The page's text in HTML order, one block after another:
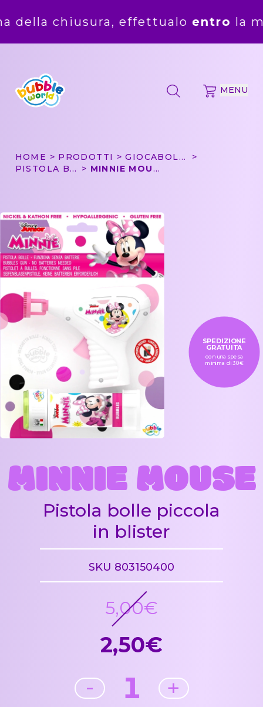
effettualoentrola mezzanotte
MENU
HOME PRODOTTI
GIOCABOLLE
PISTOLA BOLLE PICCOLA
MINNIE MOUSE - PISTOLA BOLLE PICCOLA BUBBLE WORLD IN BLISTER
MINNIE MOUSE
Pistola bolle piccola
in blister
SKU 803150400
5,00€
2,50€
- 1 +
SPEDIZIONE
GRATUITA
con una spesa
minima di 30€